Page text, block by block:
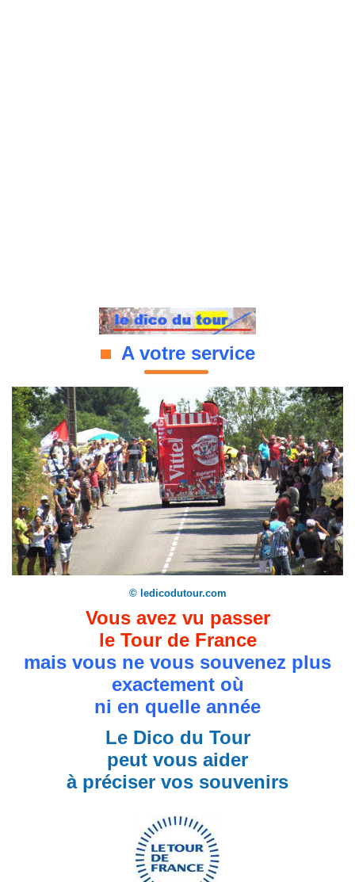
A votre service
© ledicodutour.com
Vous avez vu passer
le Tour de France
mais vous ne vous souvenez plus
exactement où
ni en quelle année
Le Dico du Tour
peut vous aider
à préciser vos souvenirs